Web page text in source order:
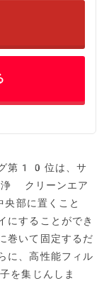
グ第10位は、サ
クリーンエア
部に置くこと
にすることができ
巻いて固定するだ
に、高性能フィル
を集じんしま